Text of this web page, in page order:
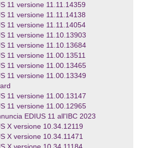
11 versione 11.11.14359
11 versione 11.11.14138
11 versione 11.11.14054
11 versione 11.10.13903
11 versione 11.10.13684
11 versione 11.00.13511
11 versione 11.00.13465
11 versione 11.00.13349
11 versione 11.00.13147
11 versione 11.00.12965
EDIUS 11 all'IBC 2023
X versione 10.34.12119
X versione 10.34.11471